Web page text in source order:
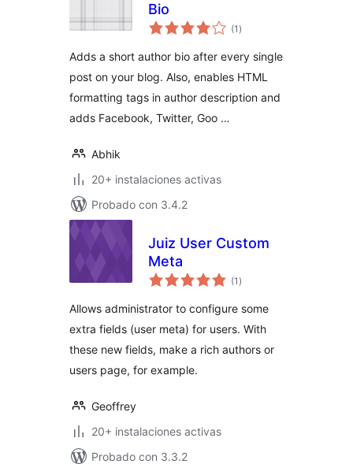
Bio
(1 total
de
)
Adds a short author bio after every single
post on your blog. Also, enables HTML
formatting tags in author description and
adds Facebook, Twitter, Goo …
Abhik
20+ instalaciones activas
Probado con 3.4.2
Juiz User Custom
Meta
(1 total
de
)
Allows administrator to configure some
extra fields (user meta) for users. With
these new fields, make a rich authors or
users page, for example.
Geoffrey
20+ instalaciones activas
Probado con 3.3.2